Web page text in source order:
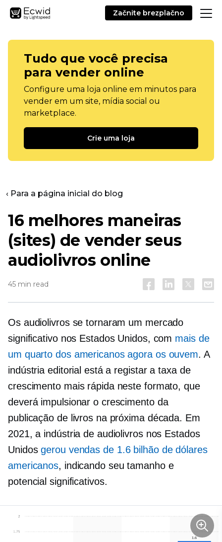
Začnite brezplačno
Tudo que você precisa
para vender online
Configure uma loja online em minutos para
vender em um site, mídia social ou
marketplace.
Crie uma loja
‹ Para a página inicial do blog
16 melhores maneiras
(sites) de vender seus
audiolivros online
45 min read
Os audiolivros se tornaram um mercado
significativo nos Estados Unidos, com mais de
um quarto dos americanos agora os ouvem. A
indústria editorial está a registar a taxa de
crescimento mais rápida neste formato, que
deverá impulsionar o crescimento da
publicação de livros na próxima década. Em
2021, a indústria de audiolivros nos Estados
Unidosgerou vendas de 1.6 bilhão de dólares
americanos, indicando seu tamanho e
potencial significativos.